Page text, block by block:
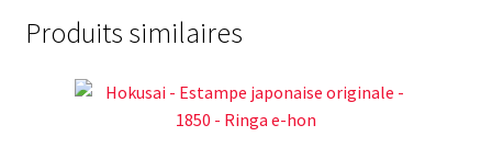
Produits similaires